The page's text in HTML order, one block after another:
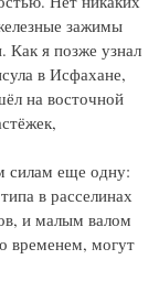
зажимы
Как я позже узнал
в Исфахане,
на восточной
силам еще одну:
в расселинах
и малым валом
временем, могут